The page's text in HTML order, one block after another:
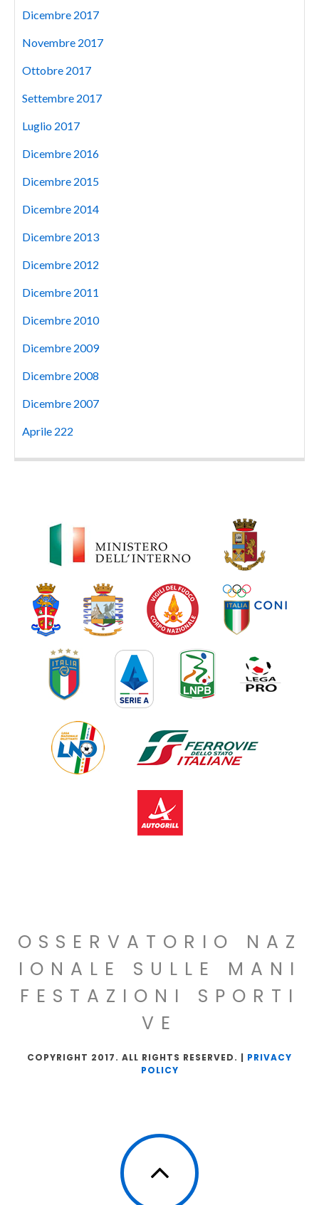
Dicembre 2017
Novembre 2017
Ottobre 2017
Settembre 2017
Luglio 2017
Dicembre 2016
Dicembre 2015
Dicembre 2014
Dicembre 2013
Dicembre 2012
Dicembre 2011
Dicembre 2010
Dicembre 2009
Dicembre 2008
Dicembre 2007
Aprile 222
OSSERVATORIO NAZ
IONALE SULLE MANI
FESTAZIONI SPORTI
VE
COPYRIGHT 2017. ALL RIGHTS RESERVED. | PRIVACY
POLICY